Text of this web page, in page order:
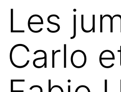
Les
Carlo